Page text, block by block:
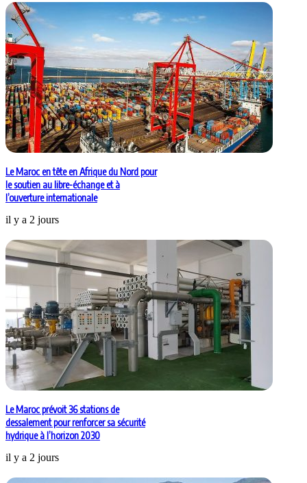
Le Maroc en tête en Afrique du Nord pour
le soutien au libre-échange et à
l’ouverture internationale
il y a 2 jours
Le Maroc prévoit 36 stations de
dessalement pour renforcer sa sécurité
hydrique à l’horizon 2030
il y a 2 jours